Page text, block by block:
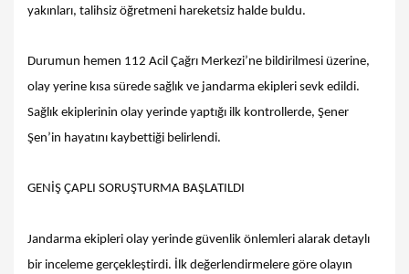
yakınları, talihsiz öğretmeni hareketsiz halde buldu.
Durumun hemen 112 Acil Çağrı Merkezi’ne bildirilmesi üzerine,
olay yerine kısa sürede sağlık ve jandarma ekipleri sevk edildi.
Sağlık ekiplerinin olay yerinde yaptığı ilk kontrollerde, Şener
Şen’in hayatını kaybettiği belirlendi.
GENİŞ ÇAPLI SORUŞTURMA BAŞLATILDI
Jandarma ekipleri olay yerinde güvenlik önlemleri alarak detaylı
bir inceleme gerçekleştirdi. İlk değerlendirmelere göre olayın